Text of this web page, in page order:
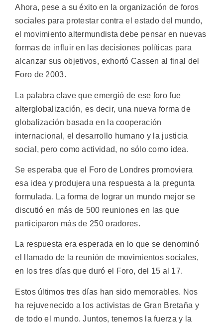
Ahora, pese a su éxito en la organización de foros
sociales para protestar contra el estado del mundo,
el movimiento altermundista debe pensar en nuevas
formas de influir en las decisiones políticas para
alcanzar sus objetivos, exhortó Cassen al final del
Foro de 2003.
La palabra clave que emergió de ese foro fue
alterglobalización, es decir, una nueva forma de
globalización basada en la cooperación
internacional, el desarrollo humano y la justicia
social, pero como actividad, no sólo como idea.
Se esperaba que el Foro de Londres promoviera
esa idea y produjera una respuesta a la pregunta
formulada. La forma de lograr un mundo mejor se
discutió en más de 500 reuniones en las que
participaron más de 250 oradores.
La respuesta era esperada en lo que se denominó
el llamado de la reunión de movimientos sociales,
en los tres días que duró el Foro, del 15 al 17.
Estos últimos tres días han sido memorables. Nos
ha rejuvenecido a los activistas de Gran Bretaña y
de todo el mundo. Juntos, tenemos la fuerza y la